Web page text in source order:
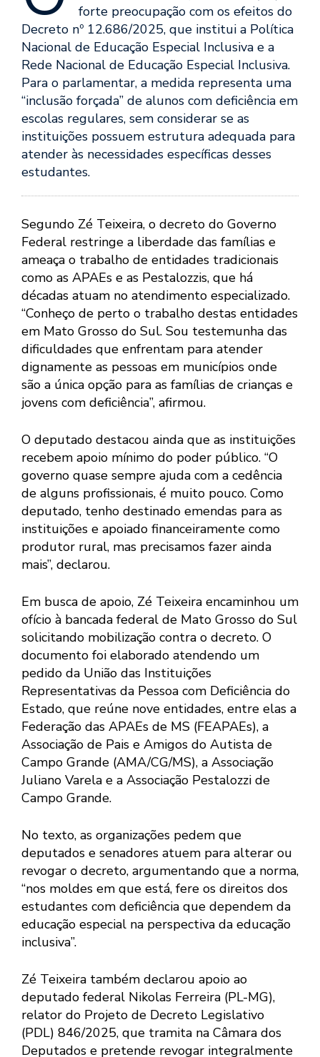
forte preocupação com os efeitos do
Decreto nº 12.686/2025, que institui a Política
Nacional de Educação Especial Inclusiva e a
Rede Nacional de Educação Especial Inclusiva.
Para o parlamentar, a medida representa uma
“inclusão forçada” de alunos com deficiência em
escolas regulares, sem considerar se as
instituições possuem estrutura adequada para
atender às necessidades específicas desses
estudantes.
Segundo Zé Teixeira, o decreto do Governo
Federal restringe a liberdade das famílias e
ameaça o trabalho de entidades tradicionais
como as APAEs e as Pestalozzis, que há
décadas atuam no atendimento especializado.
“Conheço de perto o trabalho destas entidades
em Mato Grosso do Sul. Sou testemunha das
dificuldades que enfrentam para atender
dignamente as pessoas em municípios onde
são a única opção para as famílias de crianças e
jovens com deficiência”, afirmou.
O deputado destacou ainda que as instituições
recebem apoio mínimo do poder público. “O
governo quase sempre ajuda com a cedência
de alguns profissionais, é muito pouco. Como
deputado, tenho destinado emendas para as
instituições e apoiado financeiramente como
produtor rural, mas precisamos fazer ainda
mais”, declarou.
Em busca de apoio, Zé Teixeira encaminhou um
ofício à bancada federal de Mato Grosso do Sul
solicitando mobilização contra o decreto. O
documento foi elaborado atendendo um
pedido da União das Instituições
Representativas da Pessoa com Deficiência do
Estado, que reúne nove entidades, entre elas a
Federação das APAEs de MS (FEAPAEs), a
Associação de Pais e Amigos do Autista de
Campo Grande (AMA/CG/MS), a Associação
Juliano Varela e a Associação Pestalozzi de
Campo Grande.
No texto, as organizações pedem que
deputados e senadores atuem para alterar ou
revogar o decreto, argumentando que a norma,
“nos moldes em que está, fere os direitos dos
estudantes com deficiência que dependem da
educação especial na perspectiva da educação
inclusiva”.
Zé Teixeira também declarou apoio ao
deputado federal Nikolas Ferreira (PL-MG),
relator do Projeto de Decreto Legislativo
(PDL) 846/2025, que tramita na Câmara dos
Deputados e pretende revogar integralmente